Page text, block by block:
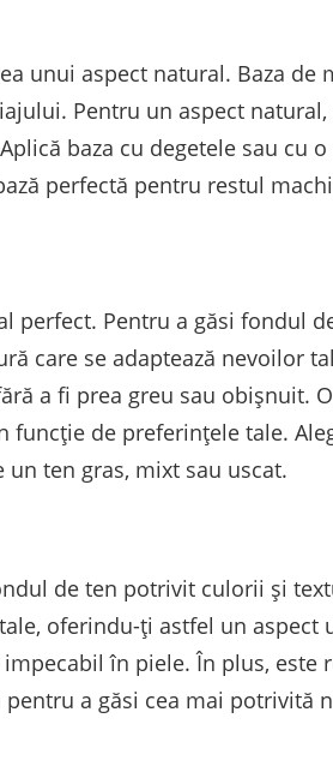
unui aspect natural. Baza de
Pentru un aspect natural,
baza cu degetele sau cu
perfectă pentru restul
perfect. Pentru a găsi fondul
care se adaptează nevoilor
a fi prea greu sau obișnuit.
de preferințele tale.
ten gras, mixt sau uscat.
de ten potrivit culorii și
oferindu-ți astfel un aspect
în piele. În plus, este
a găsi cea mai potrivită